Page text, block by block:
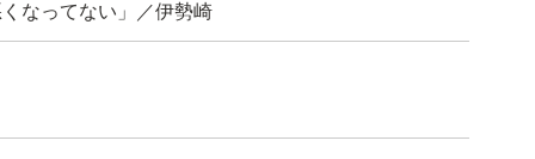
なってない」／伊勢崎